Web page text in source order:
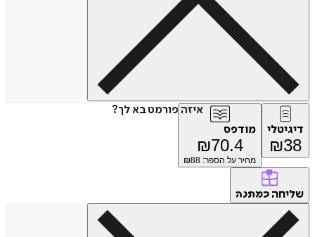
איזה פורמט בא לך?
דיגיטלי
₪38
מודפס
₪70.4
מחיר על הספר: ₪ 88
שליחה כמתנה